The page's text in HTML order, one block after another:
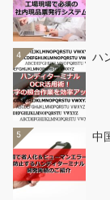
4 ハ
5 中